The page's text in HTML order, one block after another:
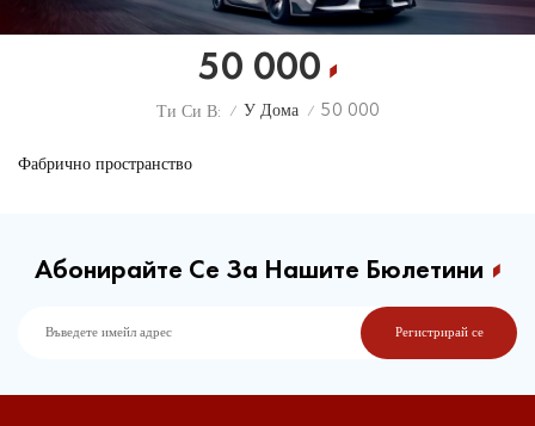
50 000
Ти Си В: / У Дома / 50 000
Фабрично пространство
Абонирайте Се За Нашите Бюлетини